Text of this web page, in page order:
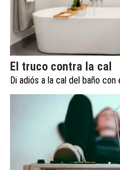
El truco contra la cal
Di adiós a la cal del baño